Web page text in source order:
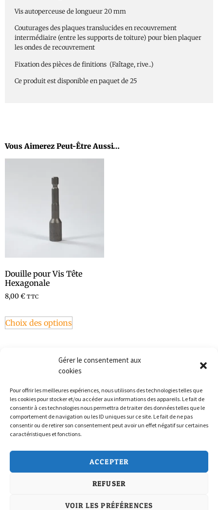
Gérer le consentement aux
cookies
Pour offrir les meilleures expériences, nous utilisons des technologies telles que
les cookies pour stocker et/ou accéder aux informations des appareils. Le fait de
consentir à ces technologies nous permettra de traiter des données telles que le
comportement de navigation ou les ID uniques sur ce site. Le fait de ne pas
consentir ou de retirer son consentement peut avoir un effet négatif sur certaines
caractéristiques et fonctions.
ACCEPTER
REFUSER
VOIR LES PRÉFÉRENCES
Vis autoperceuse de longueur 20 mm
Couturages des plaques translucides en recouvrement
intermédiaire (entre les supports de toiture) pour bien plaquer
les ondes de recouvrement
Fixation des pièces de finitions (Faîtage, rive..)
Ce produit est disponible en paquet de 25
Vous Aimerez Peut-Être Aussi…
Douille pour Vis Tête
Hexagonale
8,00€ TTC
Choix des options
Politique de confidentialité
Conditions Générales de Vente
Politique de cookies (UE)
Nous Contacter